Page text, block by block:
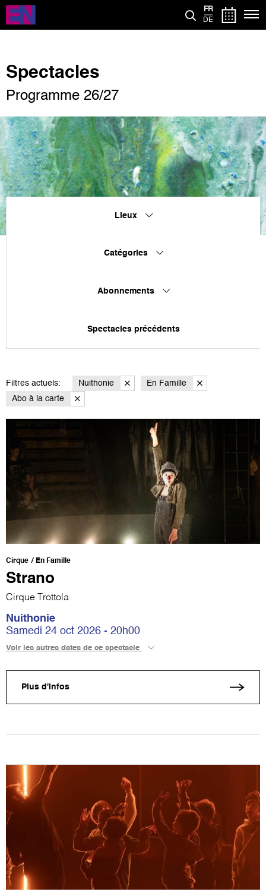
Aller
contenu
FR
DE
Spectacles
Programme 26/27
Lieux
Catégories
Abonnements
Spectacles précédents
Filtres actuels: Nuithonie
En Famille
Abo à la carte
Cirque En Famille
Strano
Cirque Trottola
Nuithonie
Samedi 24 oct 2026 - 20h00
Voir les autres dates de ce spectacle
Plus d'infos